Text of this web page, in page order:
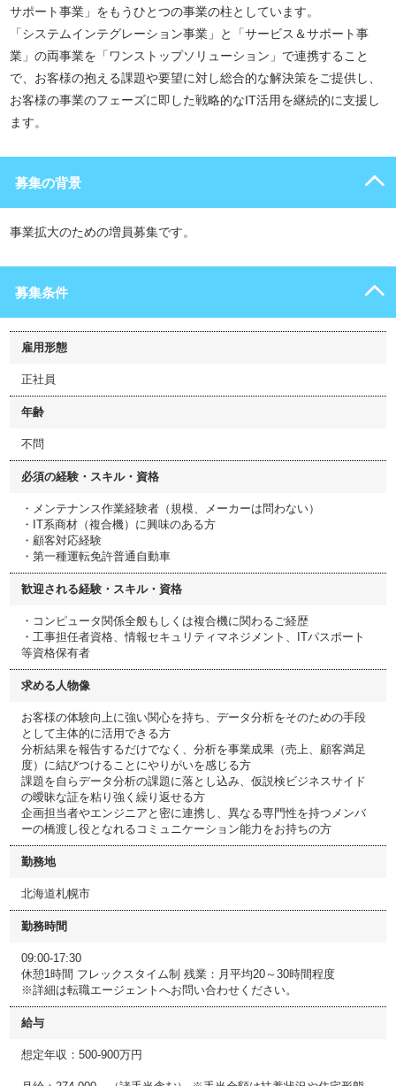
サポート事業」をもうひとつの事業の柱としています。
「システムインテグレーション事業」と「サービス＆サポート事
業」の両事業を「ワンストップソリューション」で連携すること
で、お客様の抱える課題や要望に対し総合的な解決策をご提供し、
お客様の事業のフェーズに即した戦略的なIT活用を継続的に支援し
ます。
募集の背景
事業拡大のための増員募集です。
募集条件
雇用形態
正社員
年齢
不問
必須の経験・スキル・資格
・メンテナンス作業経験者（規模、メーカーは問わない）
・IT系商材（複合機）に興味のある方
・顧客対応経験
・第一種運転免許普通自動車
歓迎される経験・スキル・資格
・コンピュータ関係全般もしくは複合機に関わるご経歴
・工事担任者資格、情報セキュリティマネジメント、ITパスポート
等資格保有者
求める人物像
お客様の体験向上に強い関心を持ち、データ分析をそのための手段
として主体的に活用できる方
分析結果を報告するだけでなく、分析を事業成果（売上、顧客満足
度）に結びつけることにやりがいを感じる方
課題を自らデータ分析の課題に落とし込み、仮説検ビジネスサイド
の曖昧な証を粘り強く繰り返せる方
企画担当者やエンジニアと密に連携し、異なる専門性を持つメンバ
ーの橋渡し役となれるコミュニケーション能力をお持ちの方
勤務地
北海道札幌市
勤務時間
09:00-17:30
休憩1時間 フレックスタイム制 残業：月平均20～30時間程度
※詳細は転職エージェントへお問い合わせください。
給与
想定年収：500-900万円